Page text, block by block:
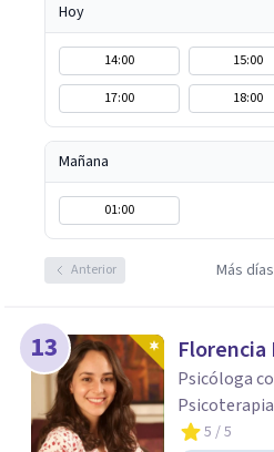
Hoy
14:00 15:00
17:00
18:00
Mañana
01:00
Anterior Más días
13 Florencia
Psicóloga
5 / 5